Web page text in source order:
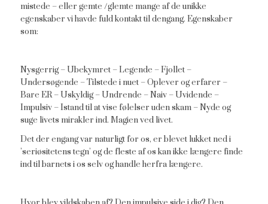
mistede – eller gemte /glemte mange af de unikke
egenskaber vi havde fuld kontakt til dengang. Egenskaber
som:
Nysgerrig – Ubekymret – Legende – Fjollet –
Undersøgende – Tilstede i nuet – Oplever og erfarer –
Bare ER – Uskyldig – Undrende – Naiv – Uvidende –
Impulsiv – Istand til at vise følelser uden skam – Nyde og
suge livets mirakler ind. Magien ved livet.
Det der engang var naturligt for os, er blevet lukket ned i
’seriøsitetens tegn’ og de fleste af os kan ikke længere finde
ind til barnets i os selv og handle herfra længere.